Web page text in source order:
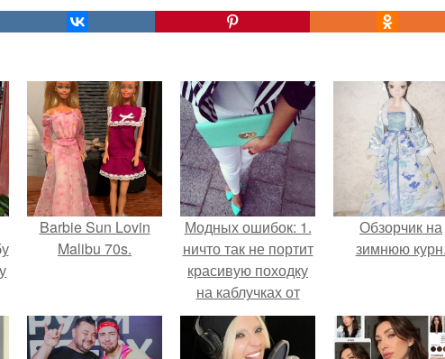
Barbie Sun Lovin
Malibu 70s.
Модных ошибок: 1.
ничто так не портит
красивую походку
на каблучках от
бедра, как не
отклеенная
Обзорчик на
зимнюю